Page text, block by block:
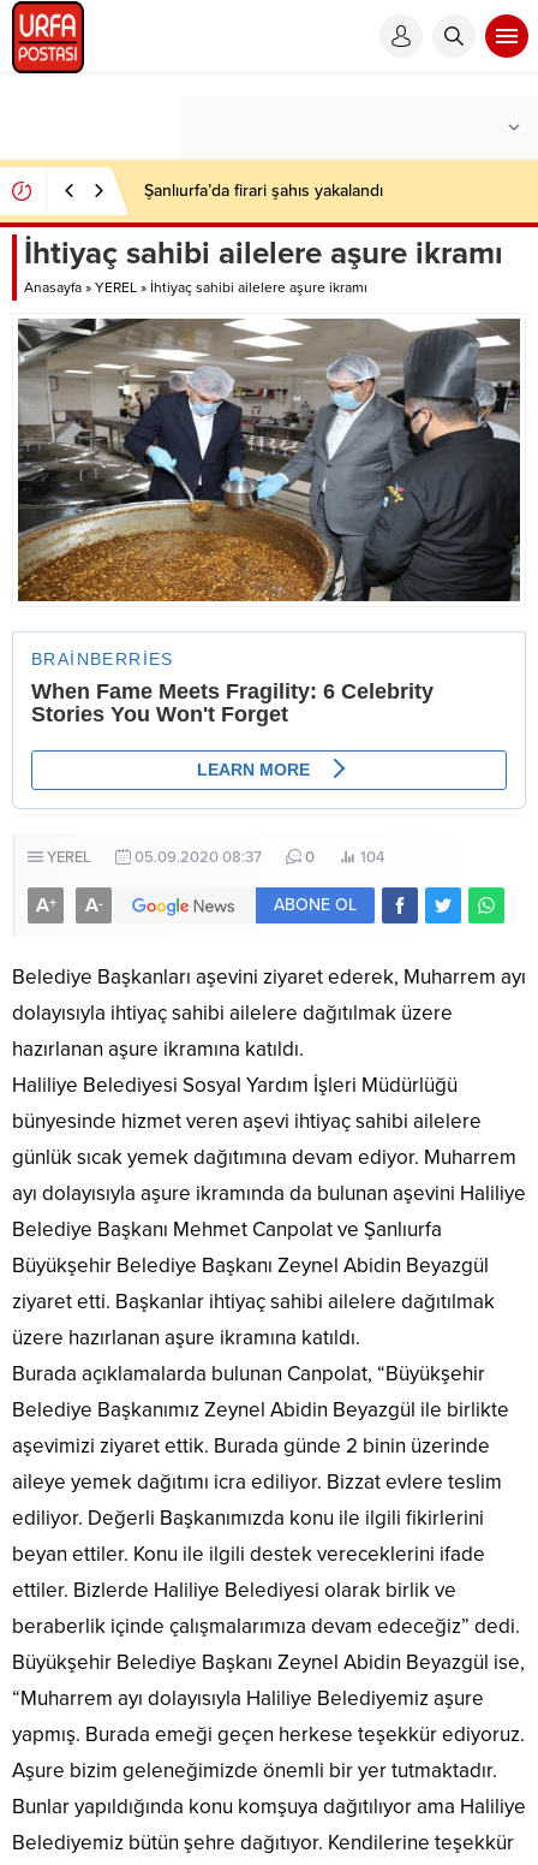
Şanlıurfa’da firari şahıs yakalandı
İhtiyaç sahibi ailelere aşure ikramı
Anasayfa » YEREL » İhtiyaç sahibi ailelere aşure ikramı
YEREL 05.09.2020 08:37 0 104
A+ A- ABONE OL
Belediye Başkanları aşevini ziyaret ederek, Muharrem ayı
dolayısıyla ihtiyaç sahibi ailelere dağıtılmak üzere
hazırlanan aşure ikramına katıldı.
Haliliye Belediyesi Sosyal Yardım İşleri Müdürlüğü
bünyesinde hizmet veren aşevi ihtiyaç sahibi ailelere
günlük sıcak yemek dağıtımına devam ediyor. Muharrem
ayı dolayısıyla aşure ikramında da bulunan aşevini Haliliye
Belediye Başkanı Mehmet Canpolat ve Şanlıurfa
Büyükşehir Belediye Başkanı Zeynel Abidin Beyazgül
ziyaret etti. Başkanlar ihtiyaç sahibi ailelere dağıtılmak
üzere hazırlanan aşure ikramına katıldı.
Burada açıklamalarda bulunan Canpolat, “Büyükşehir
Belediye Başkanımız Zeynel Abidin Beyazgül ile birlikte
aşevimizi ziyaret ettik. Burada günde 2 binin üzerinde
aileye yemek dağıtımı icra ediliyor. Bizzat evlere teslim
ediliyor. Değerli Başkanımızda konu ile ilgili fikirlerini
beyan ettiler. Konu ile ilgili destek vereceklerini ifade
ettiler. Bizlerde Haliliye Belediyesi olarak birlik ve
beraberlik içinde çalışmalarımıza devam edeceğiz” dedi.
Büyükşehir Belediye Başkanı Zeynel Abidin Beyazgül ise,
“Muharrem ayı dolayısıyla Haliliye Belediyemiz aşure
yapmış. Burada emeği geçen herkese teşekkür ediyoruz.
Aşure bizim geleneğimizde önemli bir yer tutmaktadır.
Bunlar yapıldığında konu komşuya dağıtılıyor ama Haliliye
Belediyemiz bütün şehre dağıtıyor. Kendilerine teşekkür